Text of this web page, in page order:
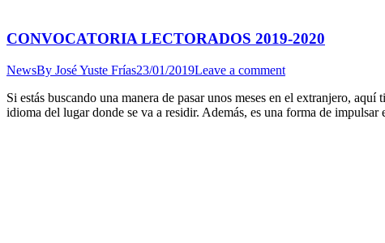
CONVOCATORIA LECTORADOS 2019-2020
NewsBy José Yuste Frías23/01/2019Leave a comment
Si estás buscando una manera de pasar unos meses en el extranjero,
idioma del lugar donde se va a residir. Además, es una forma de